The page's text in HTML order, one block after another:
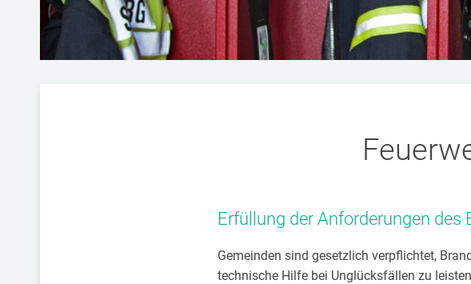
Erfüllung der Anforderungen des
Gemeinden sind gesetzlich verpflichtet,
technische Hilfe bei Unglücksfällen zu